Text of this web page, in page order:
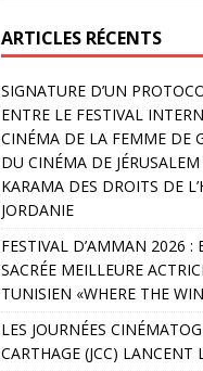
ARTICLES RÉCENTS
SIGNATURE D’UN
ENTRE LE FESTIVAL
CINÉMA DE LA FEMME DE
DU CINÉMA DE
KARAMA DES DROITS DE
JORDANIE
FESTIVAL D’AMMAN 2026 :
SACRÉE MEILLEURE
TUNISIEN «WHERE THE
LES JOURNÉES
CARTHAGE (JCC) LANCENT